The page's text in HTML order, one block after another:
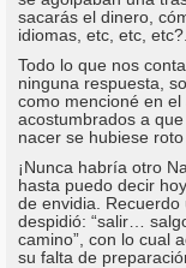
sacarás el dinero,
idiomas, etc, etc, etc?.
Todo lo que nos
ninguna respuesta,
como mencioné en
acostumbrados a
nacer se hubiese roto
¡Nunca habría otro
hasta puedo decir
de envidia.
despidió: “salir…
camino”, con lo cual
su falta de